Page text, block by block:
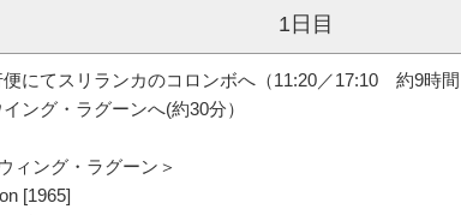
にてスリランカのコロンボへ（11:20／17:10 約9時間
ング・ラグーンへ(約30分）